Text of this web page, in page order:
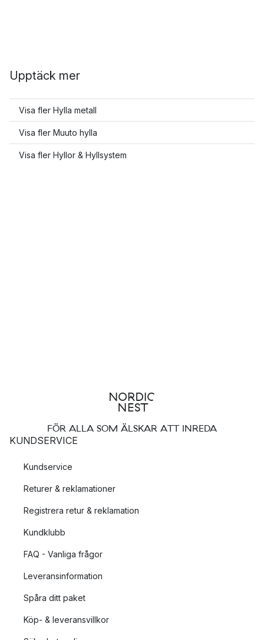
Upptäck mer
Visa fler Hylla metall
Visa fler Muuto hylla
Visa fler Hyllor & Hyllsystem
FÖR ALLA SOM ÄLSKAR ATT INREDA
KUNDSERVICE
Kundservice
Returer & reklamationer
Registrera retur & reklamation
Kundklubb
FAQ - Vanliga frågor
Leveransinformation
Spåra ditt paket
Köp- & leveransvillkor